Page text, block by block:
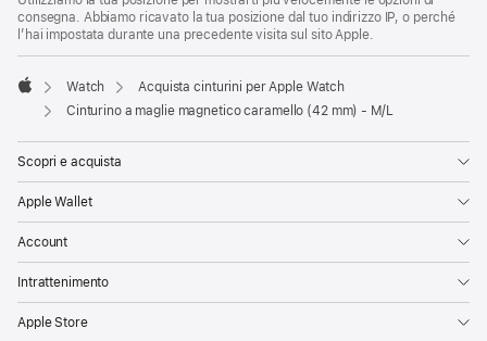
consegna. Abbiamo ricavato la tua posizione dal tuo indirizzo IP, o perché
l’hai impostata durante una precedente visita sul sito Apple.
Apple
Watch
Acquista cinturini per Apple Watch
Cinturino a maglie magnetico caramello (42 mm) - M/L
Scopri e acquista
Apple Wallet
Account
Intrattenimento
Apple Store